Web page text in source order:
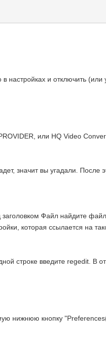
и отключить (или
или HQ Video
значит вы угадали. После
Файл найдите
которая ссылается на
строке введите regedit. В
нижнюю кнопку